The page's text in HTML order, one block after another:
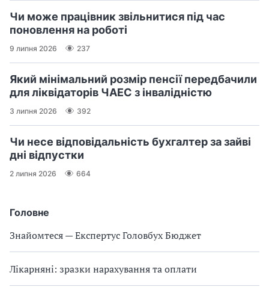
Головне
Знайомтеся — Експертус Головбух Бюджет
Лікарняні: зразки нарахування та оплати
Чи може працівник звільнитися під час
поновлення на роботі
9 липня 2026 237
Який мінімальний розмір пенсії передбачили
для ліквідаторів ЧАЕС з інвалідністю
3 липня 2026 392
Чи несе відповідальність бухгалтер за зайві
дні відпустки
2 липня 2026 664